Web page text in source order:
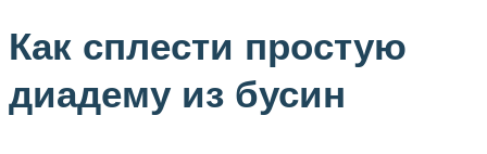
Как сплести простую
диадему из бусин